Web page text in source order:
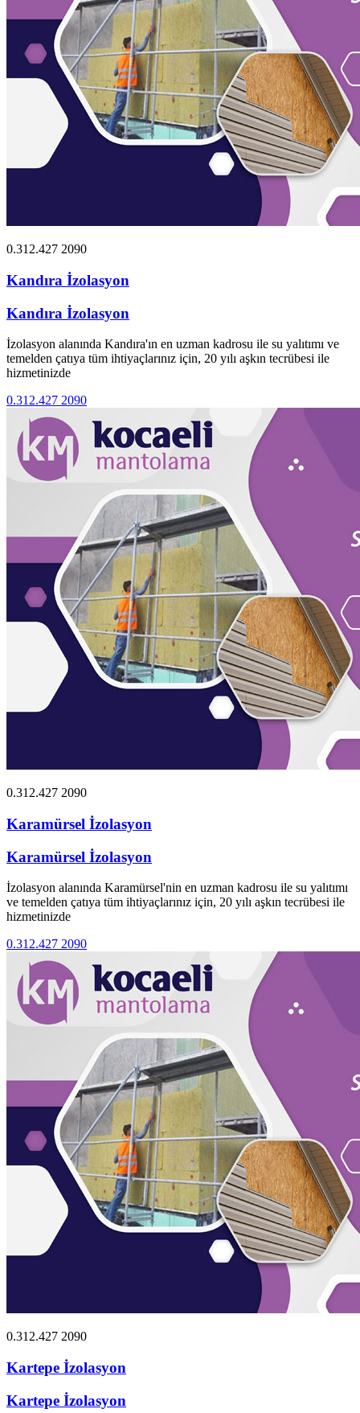
0.312.427 2090
Kandıra İzolasyon
Kandıra İzolasyon
İzolasyon alanında Kandıra'ın en uzman kadrosu ile su yalıtımı ve
temelden çatıya tüm ihtiyaçlarınız için, 20 yılı aşkın tecrübesi ile
hizmetinizde
0.312.427 2090
0.312.427 2090
Karamürsel İzolasyon
Karamürsel İzolasyon
İzolasyon alanında Karamürsel'nin en uzman kadrosu ile su yalıtımı
ve temelden çatıya tüm ihtiyaçlarınız için, 20 yılı aşkın tecrübesi ile
hizmetinizde
0.312.427 2090
0.312.427 2090
Kartepe İzolasyon
Kartepe İzolasyon